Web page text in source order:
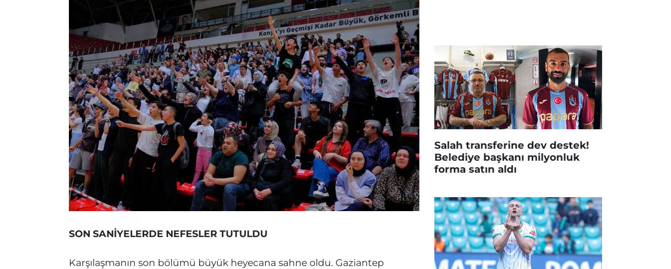
SON SANİYELERDE NEFESLER TUTULDU
Karşılaşmanın son bölümü büyük heyecana sahne oldu. Gaziantep
Salah transferine dev destek!
Belediye başkanı milyonluk
forma satın aldı